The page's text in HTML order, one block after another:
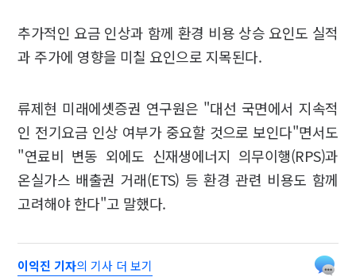
추가적인 요금 인상과 함께 환경 비용 상승 요인도 실적
과 주가에 영향을 미칠 요인으로 지목된다.
류제현 미래에셋증권 연구원은 "대선 국면에서 지속적
인 전기요금 인상 여부가 중요할 것으로 보인다"면서도
"연료비 변동 외에도 신재생에너지 의무이행(RPS)과
온실가스 배출권 거래(ETS) 등 환경 관련 비용도 함께
고려해야 한다"고 말했다.
이익진 기자의 기사 더 보기